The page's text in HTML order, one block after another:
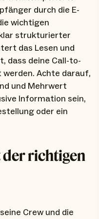
durch die E-
wichtigen
strukturierter
das Lesen und
dass deine Call-to-
Achte darauf,
und Mehrwert
Information sein,
oder ein
der richtigen
Crew und die